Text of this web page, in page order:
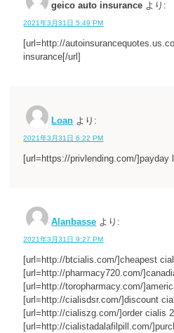
geico auto insurance より:
2021年3月31日 5:49 PM
[url=http://
insurance[/url]
Loan より:
2021年3月31日 6:22 PM
[url=https://privlending.com/]payday
Alanbasse より:
2021年3月31日 9:27 PM
[url=http://btcialis.com/]cheapest
[url=http://pharmacy720.com/
[url=http://toropharmacy.com/
[url=http://cialisdsr.com/]discount
[url=http://cialiszg.com/]order cialis
[url=http://cialistadalafilpill.com/